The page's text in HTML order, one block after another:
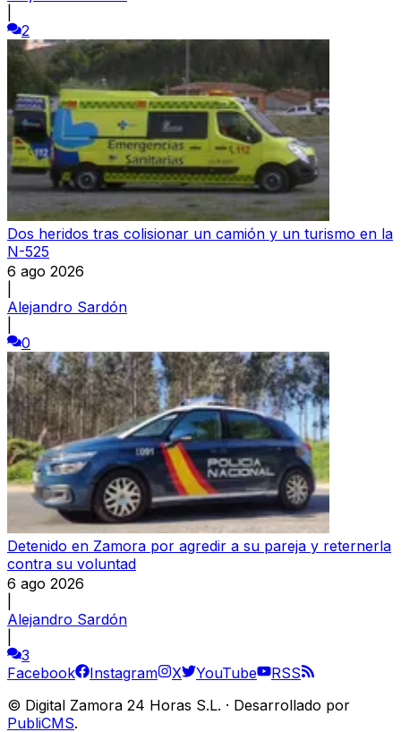
2
Dos heridos tras colisionar un camión y un turismo en la
N-525
6 ago 2026
Alejandro Sardón
0
Detenido en Zamora por agredir a su pareja y reternerla
contra su voluntad
6 ago 2026
Alejandro Sardón
3
Facebook
Instagram X YouTube
RSS
© Digital Zamora 24 Horas S.L. · Desarrollado por
PubliCMS.